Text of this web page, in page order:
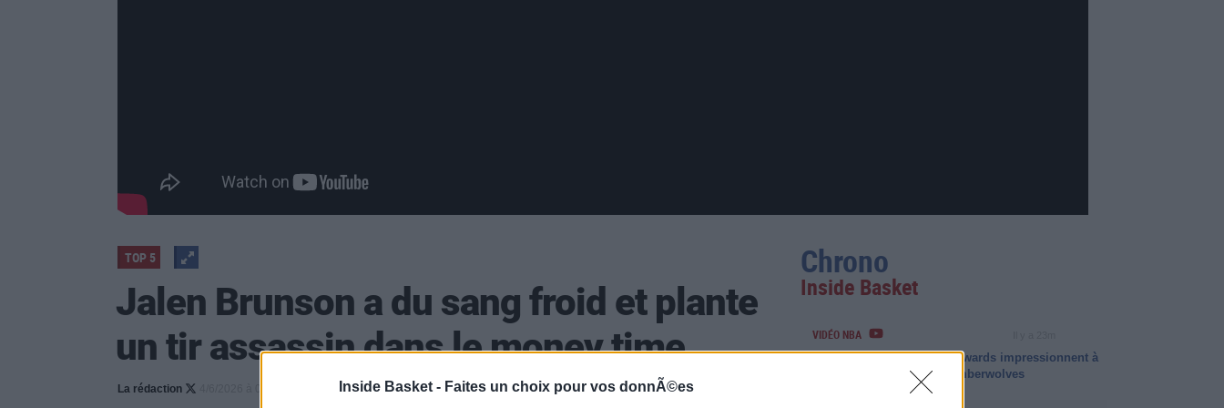
Inside Basket - Faites un choix pour vos donnÃ©es
TOP 5
Jalen Brunson a du sang froid et plante
un tir assassin dans le money time
La rédaction
Chrono
Inside Basket
VIDÉO NBA
LaMelo Ball et Anthony Edwards impressionnent à
l'entraînement avec les Timberwolves